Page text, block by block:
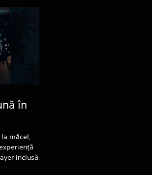
în
măcel,
inclusă